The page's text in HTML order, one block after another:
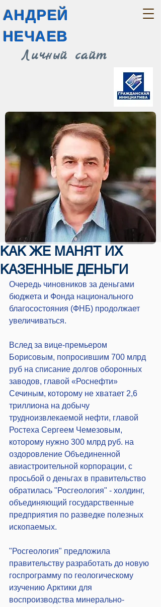
Личный сайт
АНДРЕЙ
НЕЧАЕВ
КАК ЖЕ МАНЯТ ИХ
КАЗЕННЫЕ ДЕНЬГИ
Очередь чиновников за деньгами
бюджета и Фонда национального
благосостояния (ФНБ) продолжает
увеличиваться.
Вслед за вице-премьером
Борисовым, попросившим 700 млрд
руб на списание долгов оборонных
заводов, главой «Роснефти»
Сечиным, которому не хватает 2,6
триллиона на добычу
трудноизвлекаемой нефти, главой
Ростеха Сергеем Чемезовым,
которому нужно 300 млрд руб. на
оздоровление Объединенной
авиастроительной корпорации, с
просьбой о деньгах в правительство
обратилась "Росгеология" - холдинг,
объединяющий государственные
предприятия по разведке полезных
ископаемых.
"Росгеология" предложила
правительству разработать до новую
госпрограмму по геологическому
изучению Арктики для
воспроизводства минерально-